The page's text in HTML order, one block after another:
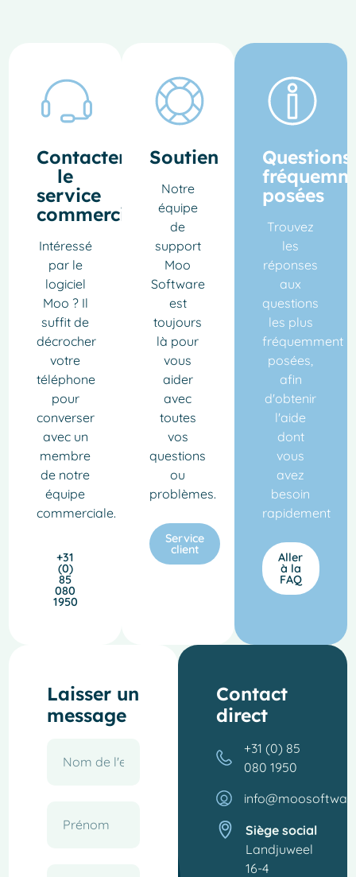
Contacter
le
service
commercial
Intéressé
par le
logiciel
Moo ? Il
suffit de
décrocher
votre
téléphone
pour
converser
avec un
membre
de notre
équipe
commerciale.
+31
(0)
85
080
1950
Soutien
Notre
équipe
de
support
Moo
Software
est
toujours
là pour
vous
aider
avec
toutes
vos
questions
ou
problèmes.
Service
client
Questions
posées
Trouvez
les
réponses
aux
questions
les plus
fréquemment
posées,
afin
d'obtenir
l'aide
dont
vous
avez
besoin
rapidement
Aller
à la
FAQ
Laisser un
message
Contact
direct
+31 (0) 85
080 1950
Siège social
Landjuweel
16-4